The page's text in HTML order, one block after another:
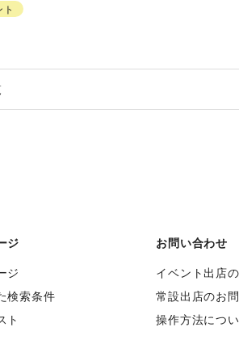
ジ
ジ
検索条件
ト
お問い合わせ
イベント出店
常設出店のお
操作方法につ